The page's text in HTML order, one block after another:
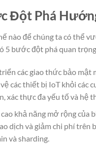
Đột Phá
nào để chúng ta có thể
5 bước đột phá quan
các giao thức bảo mật
các thiết bị IoT khỏi các
xác thực đa yếu tố và hệ
khả năng mở rộng của
dịch và giảm chi phí trên
và sharding.